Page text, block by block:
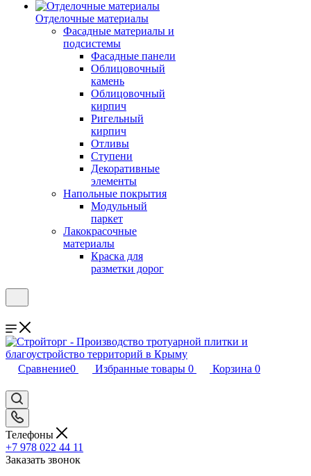
Отделочные материалы
Фасадные материалы и
подсистемы
Фасадные панели
Облицовочный
камень
Облицовочный
кирпич
Ригельный
кирпич
Отливы
Ступени
Декоративные
элементы
Напольные покрытия
Модульный
паркет
Лакокрасочные
материалы
Краска для
разметки дорог
Сравнение0 Избранные товары 0 Корзина 0
Телефоны
+7 978 022 44 11
Заказать звонок